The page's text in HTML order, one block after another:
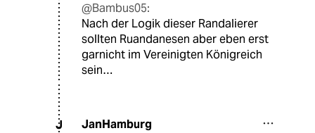
@Bambus05:
Nach der Logik dieser Randalierer
sollten Ruandanesen aber eben erst
garnicht im Vereinigten Königreich
sein…
J JanHamburg